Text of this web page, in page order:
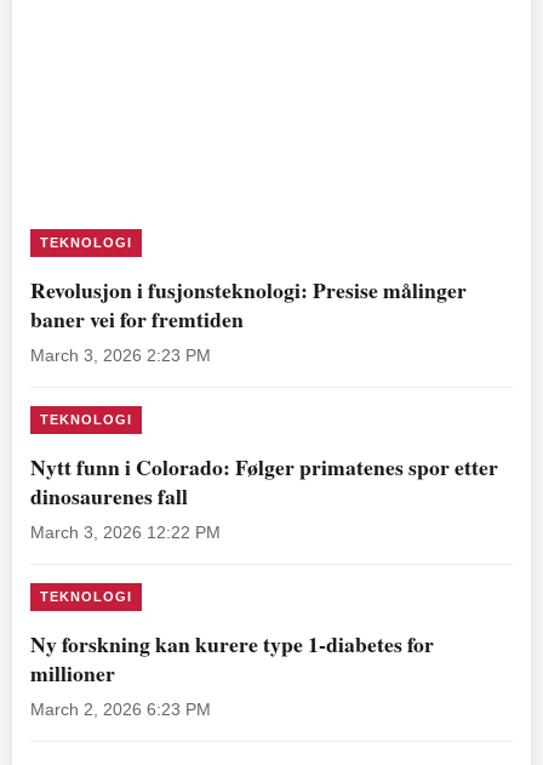
TEKNOLOGI
Revolusjon i fusjonsteknologi: Presise målinger
baner vei for fremtiden
March 3, 2026 2:23 PM
TEKNOLOGI
Nytt funn i Colorado: Følger primatenes spor etter
dinosaurenes fall
March 3, 2026 12:22 PM
TEKNOLOGI
Ny forskning kan kurere type 1-diabetes for
millioner
March 2, 2026 6:23 PM